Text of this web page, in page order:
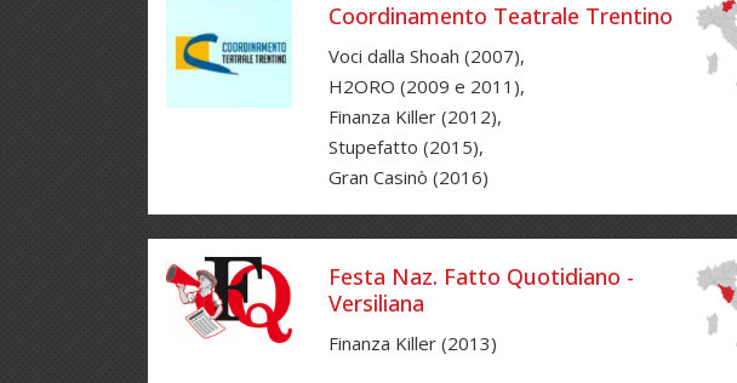
Coordinamento Teatrale Trentino
Voci dalla Shoah (2007),
H2ORO (2009 e 2011),
Finanza Killer (2012),
Stupefatto (2015),
Gran Casinò (2016)
Festa Naz. Fatto Quotidiano -
Versiliana
Finanza Killer (2013)